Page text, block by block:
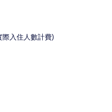
際入住人數計費)